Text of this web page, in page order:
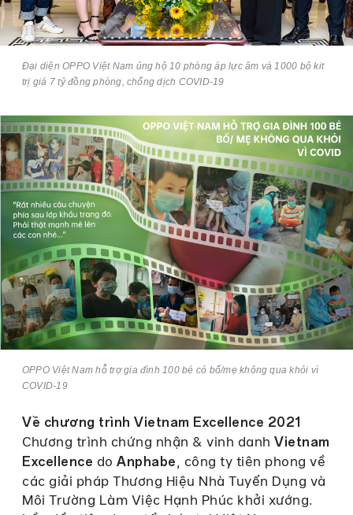
Đại diện OPPO Việt Nam ủng hộ 10 phòng áp lực âm và 1000 bộ kit
trị giá 7 tỷ đồng phòng, chống dịch COVID-19
OPPO Việt Nam hỗ trợ gia đình 100 bé có bố/mẹ không qua khỏi vì
COVID-19
Về chương trình Vietnam Excellence 2021
Chương trình chứng nhận & vinh danh Vietnam
Excellence do Anphabe , công ty tiên phong về
các giải pháp Thương Hiệu Nhà Tuyển Dụng và
Môi Trường Làm Việc Hạnh Phúc khởi xướng.